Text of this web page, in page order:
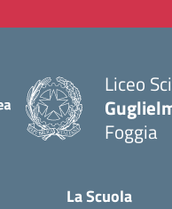
Liceo
Foggia
La Scuola